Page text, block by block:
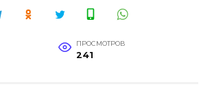
ПРОСМОТРОВ
241